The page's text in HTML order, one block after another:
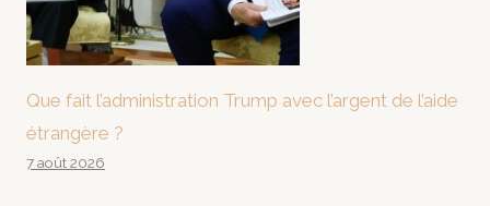
Que fait l’administration Trump avec l’argent de l’aide
étrangère ?
7 août 2026